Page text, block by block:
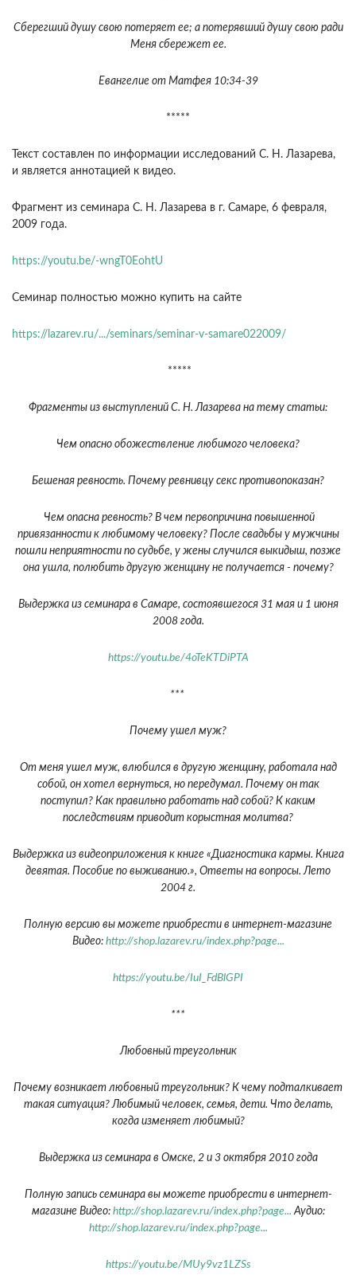
Сберегший душу свою потеряет ее; а потерявший душу свою ради
Меня сбережет ее.
Евангелие от Матфея 10:34-39
*****
Текст составлен по информации исследований С. Н. Лазарева,
и является аннотацией к видео.
Фрагмент из семинара С. Н. Лазарева в г. Самаре, 6 февраля,
2009 года.
https://youtu.be/-wngT0EohtU
Семинар полностью можно купить на сайте
https://lazarev.ru/.../seminars/seminar-v-samare022009/
*****
Фрагменты из выступлений С. Н. Лазарева на тему статьи:
Чем опасно обожествление любимого человека?
Бешеная ревность. Почему ревнивцу секс противопоказан?
Чем опасна ревность? В чем первопричина повышенной
привязанности к любимому человеку? После свадьбы у мужчины
пошли неприятности по судьбе, у жены случился выкидыш, позже
она ушла, полюбить другую женщину не получается - почему?
Выдержка из семинара в Самаре, состоявшегося 31 мая и 1 июня
2008 года.
https://youtu.be/4oTeKTDiPTA
***
Почему ушел муж?
От меня ушел муж, влюбился в другую женщину, работала над
собой, он хотел вернуться, но передумал. Почему он так
поступил? Как правильно работать над собой? К каким
последствиям приводит корыстная молитва?
Выдержка из видеоприложения к книге «Диагностика кармы. Книга
девятая. Пособие по выживанию.», Ответы на вопросы. Лето
2004 г.
Полную версию вы можете приобрести в интернет-магазине
Видео: http://shop.lazarev.ru/index.php?page...
https://youtu.be/IuI_FdBlGPI
***
Любовный треугольник
Почему возникает любовный треугольник? К чему подталкивает
такая ситуация? Любимый человек, семья, дети. Что делать,
когда изменяет любимый?
Выдержка из семинара в Омске, 2 и 3 октября 2010 года
Полную запись семинара вы можете приобрести в интернет-
магазине Видео: http://shop.lazarev.ru/index.php?page... Аудио:
http://shop.lazarev.ru/index.php?page...
https://youtu.be/MUy9vz1LZSs